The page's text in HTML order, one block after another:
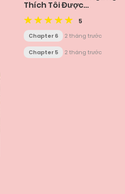
Thích Tôi Được
Không?!
5
Chapter 6 2 tháng trước
Chapter 5 2 tháng trước